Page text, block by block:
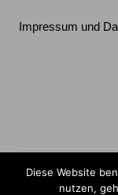
Impressum und
(c)
Diese Website
nutzen,